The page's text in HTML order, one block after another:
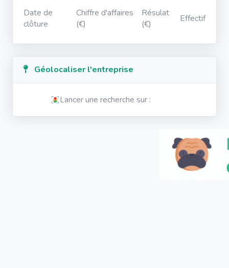
Date de
clôture
Chiffre d'affaires
(€)
Résulat
(€)
Effectif
Géolocaliser l'entreprise
Lancer une recherche sur :